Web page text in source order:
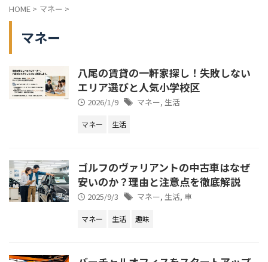
HOME > マネー >
マネー
八尾の賃貸の一軒家探し！失敗しない
エリア選びと人気小学校区
2026/1/9 マネー, 生活
マネー 生活
ゴルフのヴァリアントの中古車はなぜ
安いのか？理由と注意点を徹底解説
2025/9/3 マネー, 生活, 車
マネー 生活 趣味